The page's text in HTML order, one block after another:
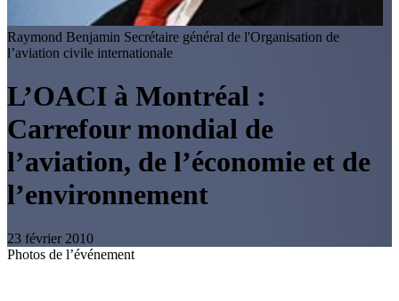
Raymond Benjamin Secrétaire général de l'Organisation de
l’aviation civile internationale
L’OACI à Montréal :
Carrefour mondial de
l’aviation, de l’économie et de
l’environnement
23 février 2010
Photos de l’événement